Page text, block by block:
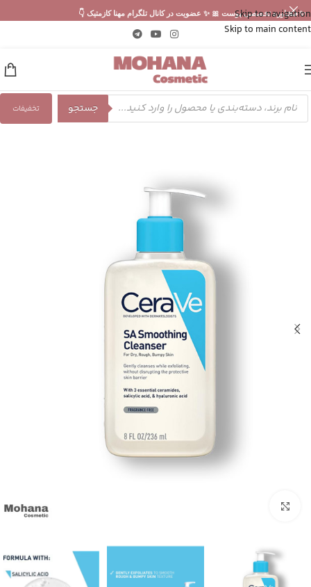
Skip to navigation
Skip to main content
✨ مشاوره تخصصی پوست 🎀 ✨ عضویت در کانال تلگرام مهنا کازمتیک 👇
جستجو تخفیفات